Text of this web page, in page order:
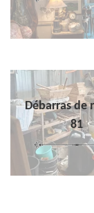
Débarras de
81